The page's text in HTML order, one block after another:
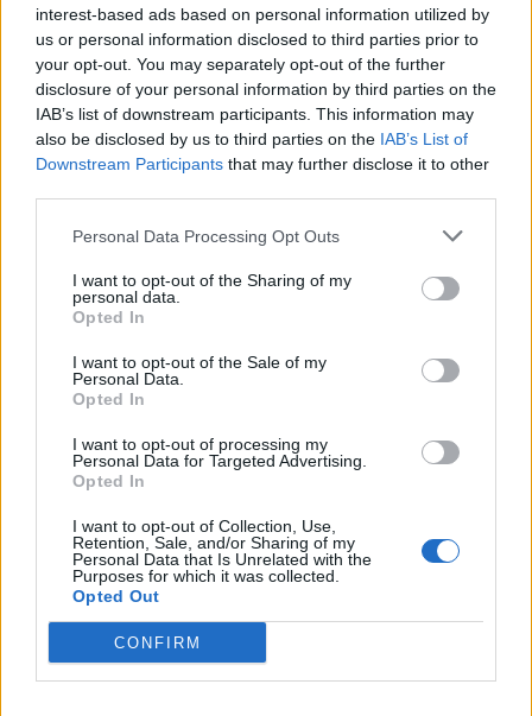
interest-based ads based on personal information utilized by
us or personal information disclosed to third parties prior to
your opt-out. You may separately opt-out of the further
disclosure of your personal information by third parties on the
IAB’s list of downstream participants. This information may
also be disclosed by us to third parties on the IAB’s List of
Downstream Participants that may further disclose it to other
Personal Data Processing Opt Outs
I want to opt-out of the Sharing of my
personal data.
Opted In
I want to opt-out of the Sale of my
Personal Data.
Opted In
I want to opt-out of processing my
Personal Data for Targeted Advertising.
Opted In
I want to opt-out of Collection, Use,
Retention, Sale, and/or Sharing of my
Personal Data that Is Unrelated with the
Purposes for which it was collected.
Opted Out
CONFIRM